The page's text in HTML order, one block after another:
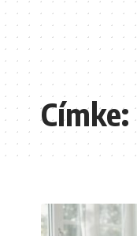
Címke: